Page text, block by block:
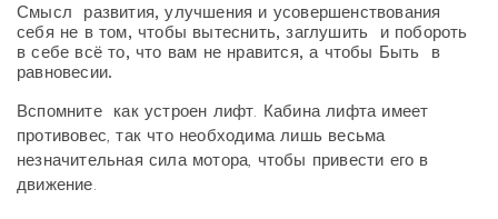
Смысл развития, улучшения и усовершенствования
себя не в том, чтобы вытеснить, заглушить и побороть
в себе всё то, что вам не нравится, а чтобы Быть в
равновесии.
Вспомните как устроен лифт. Кабина лифта имеет
противовес, так что необходима лишь весьма
незначительная сила мотора, чтобы привести его в
движение.